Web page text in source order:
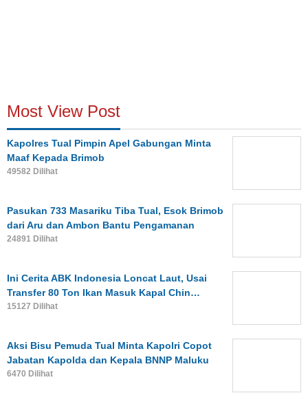
Most View Post
Kapolres Tual Pimpin Apel Gabungan Minta
Maaf Kepada Brimob
49582 Dilihat
Pasukan 733 Masariku Tiba Tual, Esok Brimob
dari Aru dan Ambon Bantu Pengamanan
24891 Dilihat
Ini Cerita ABK Indonesia Loncat Laut, Usai
Transfer 80 Ton Ikan Masuk Kapal Chin…
15127 Dilihat
Aksi Bisu Pemuda Tual Minta Kapolri Copot
Jabatan Kapolda dan Kepala BNNP Maluku
6470 Dilihat